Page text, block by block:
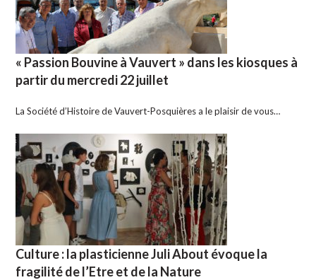
« Passion Bouvine à Vauvert » dans les kiosques à
partir du mercredi 22 juillet
La Société d’Histoire de Vauvert-Posquières a le plaisir de vous…
Culture : la plasticienne Juli About évoque la
fragilité de l’Etre et de la Nature